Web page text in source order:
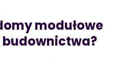
modułowe